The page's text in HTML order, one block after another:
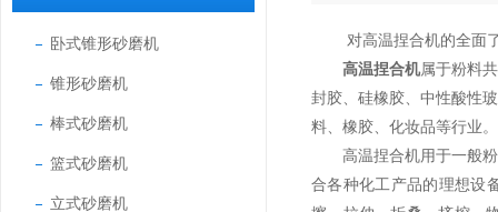
卧式锥形砂磨机
锥形砂磨机
棒式砂磨机
篮式砂磨机
立式砂磨机
对高温捏合机的全面了
高温捏合机属于粉料
封胶、硅橡胶、中性酸性
料、橡胶、化妆品等行业。
高温捏合机用于一般粉
合各种化工产品的理想设